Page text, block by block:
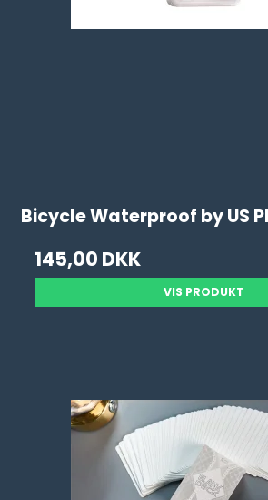
Bicycle Waterproof by US
145,00 DKK
VIS PRODUKT